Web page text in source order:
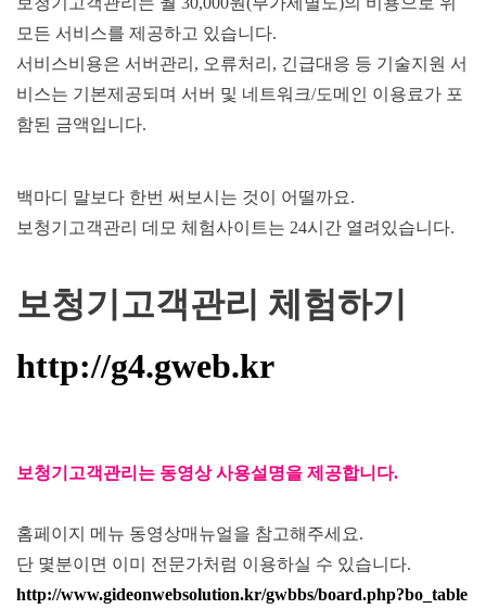
모든 서비스를 제공하고 있습니다.
서비스비용은 서버관리, 오류처리, 긴급대응 등 기술지원 서
비스는 기본제공되며 서버 및 네트워크/도메인 이용료가 포
함된 금액입니다.
백마디 말보다 한번 써보시는 것이 어떨까요.
보청기고객관리 데모 체험사이트는 24시간 열려있습니다.
보청기고객관리 체험하기
http://g4.gweb.kr
보청기고객관리는 동영상 사용설명을 제공합니다.
홈페이지 메뉴 동영상매뉴얼을 참고해주세요.
단 몇분이면 이미 전문가처럼 이용하실 수 있습니다.
http://www.gideonwebsolution.kr/gwbbs/board.php?bo_table